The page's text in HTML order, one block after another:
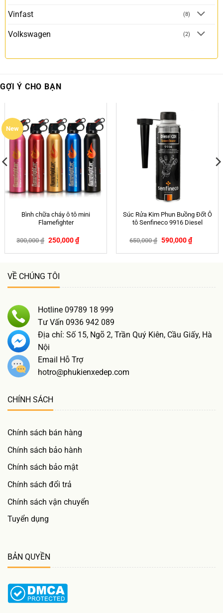
Vinfast (8)
Volkswagen (2)
GỢI Ý CHO BẠN
New
Bình chữa cháy ô tô mini
Flamefighter
300,000₫ 250,000₫
Súc Rửa Kim Phun Buồng Đốt Ô
tô Senfineco 9916 Diesel
650,000₫ 590,000₫
VỀ CHÚNG TÔI
Hotline 09789 18 999
Tư Vấn 0936 942 089
Địa chỉ: Số 15, Ngõ 2, Trần Quý Kiên, Cầu Giấy, Hà
Nội
Email Hỗ Trợ
hotro@phukienxedep.com
CHÍNH SÁCH
Chính sách bán hàng
Chính sách bảo hành
Chính sách bảo mật
Chính sách đổi trả
Chính sách vận chuyển
Tuyển dụng
BẢN QUYỀN